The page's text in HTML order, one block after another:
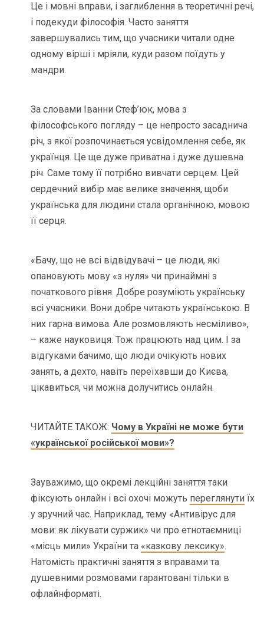
Це і мовні вправи, і заглиблення в теоретичні речі,
і подекуди філософія. Часто заняття
завершувались тим, що учасники читали одне
одному вірші і мріяли, куди разом поїдуть у
мандри.
За словами Іванни Стеф’юк, мова з
філософського погляду – це непросто засаднича
річ, з якої розпочинається усвідомлення себе, як
українця. Це ще дуже приватна і дуже душевна
річ. Саме тому її потрібно вивчати серцем. Цей
сердечний вибір має велике значення, щоби
українська для людини стала органічною, мовою
її серця.
«Бачу, що не всі відвідувачі – це люди, які
опановують мову «з нуля» чи принаймні з
початкового рівня. Добре розуміють українську
всі учасники. Вони добре читають українською. В
них гарна вимова. Але розмовляють несміливо»,
– каже науковиця. Тож працюють над цим. І за
відгуками бачимо, що люди очікують нових
занять, а дехто, навіть переїхавши до Києва,
цікавиться, чи можна долучитись онлайн.
ЧИТАЙТЕ ТАКОЖ: Чому в Україні не може бути
«української російської мови»?
Зауважимо, що окремі лекційні заняття таки
фіксують онлайн і всі охочі можуть переглянути їх
у зручний час. Наприклад, тему «Антивірус для
мови: як лікувати суржик» чи про етнотаємниці
«місць мили» України та «казкову лексику».
Натомість практичні заняття з вправами та
душевними розмовами гарантовані тільки в
офлайнформаті.